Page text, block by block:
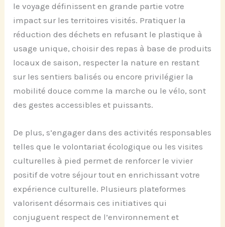
le voyage définissent en grande partie votre
impact sur les territoires visités. Pratiquer la
réduction des déchets en refusant le plastique à
usage unique, choisir des repas à base de produits
locaux de saison, respecter la nature en restant
sur les sentiers balisés ou encore privilégier la
mobilité douce comme la marche ou le vélo, sont
des gestes accessibles et puissants.
De plus, s’engager dans des activités responsables
telles que le volontariat écologique ou les visites
culturelles à pied permet de renforcer le vivier
positif de votre séjour tout en enrichissant votre
expérience culturelle. Plusieurs plateformes
valorisent désormais ces initiatives qui
conjuguent respect de l’environnement et